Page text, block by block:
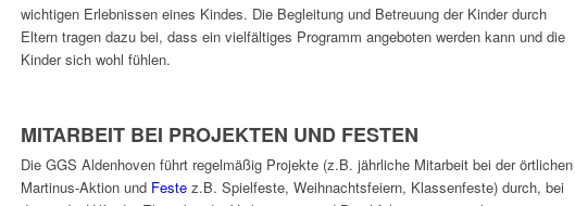
wichtigen Erlebnissen eines Kindes. Die Begleitung und Betreuung der Kinder durch
Eltern tragen dazu bei, dass ein vielfältiges Programm angeboten werden kann und die
Kinder sich wohl fühlen.
MITARBEIT BEI PROJEKTEN UND FESTEN
Die GGS Aldenhoven führt regelmäßig Projekte (z.B. jährliche Mitarbeit bei der örtlichen
Martinus-Aktion und Feste z.B. Spielfeste, Weihnachtsfeiern, Klassenfeste) durch, bei